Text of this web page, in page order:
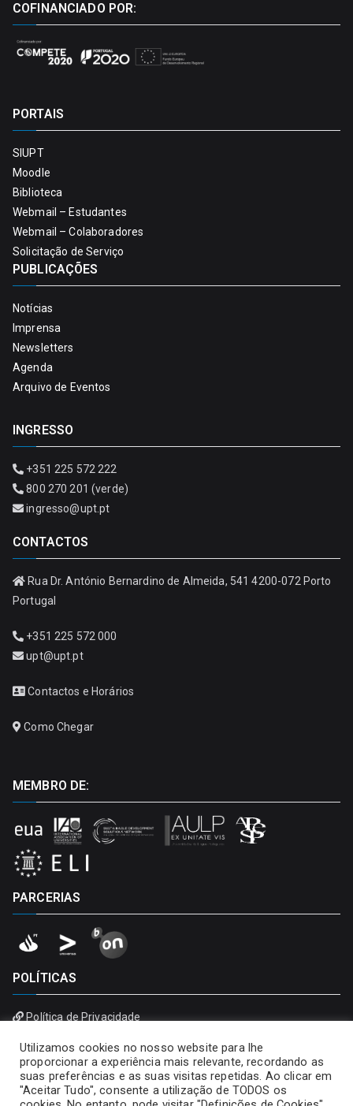
COFINANCIADO POR:
PORTAIS
SIUPT
Moodle
Biblioteca
Webmail – Estudantes
Webmail – Colaboradores
Solicitação de Serviço
PUBLICAÇÕES
Notícias
Imprensa
Newsletters
Agenda
Arquivo de Eventos
INGRESSO
+351 225 572 222
800 270 201 (verde)
ingresso@upt.pt
CONTACTOS
Rua Dr. António Bernardino de Almeida, 541 4200-072 Porto
Portugal
+351 225 572 000
upt@upt.pt
Contactos e Horários
Como Chegar
MEMBRO DE:
PARCERIAS
POLÍTICAS
Política de Privacidade
Utilizamos cookies no nosso website para lhe
proporcionar a experiência mais relevante, recordando as
suas preferências e as suas visitas repetidas. Ao clicar em
"Aceitar Tudo", consente a utilização de TODOS os